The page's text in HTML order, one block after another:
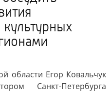
области Егор Ковальчук
Санкт-Петербурга